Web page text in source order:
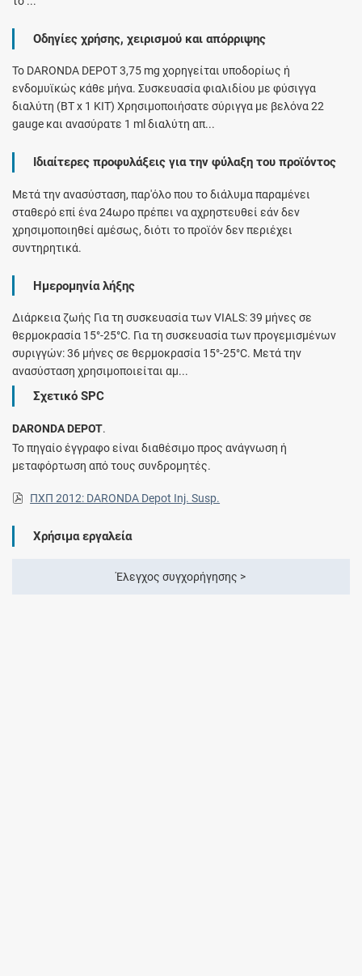
Οδηγίες χρήσης, χειρισμού και απόρριψης
To DARONDA DEPOT 3,75 mg χορηγείται υποδορίως ή
ενδομυϊκώς κάθε μήνα. Συσκευασία φιαλιδίου µε φύσιγγα
διαλύτη (ΒΤ x 1 ΚΙΤ) Χρησιμοποιήσατε σύριγγα με βελόνα 22
gauge και ανασύρατε 1 ml διαλύτη απ...
Ιδιαίτερες προφυλάξεις για την φύλαξη του προϊόντος
Μετά την ανασύσταση, παρ'όλο που το διάλυμα παραμένει
σταθερό επί ένα 24ωρο πρέπει να αχρηστευθεί εάν δεν
χρησιμοποιηθεί αμέσως, διότι το προϊόν δεν περιέχει
συντηρητικά.
Ημερομηνία λήξης
∆ιάρκεια ζωής Για τη συσκευασία των VIALS: 39 μήνες σε
θερμοκρασία 15°-25°C. Για τη συσκευασία των προγεμισμένων
συριγγών: 36 μήνες σε θερμοκρασία 15°-25°C. Μετά την
ανασύσταση χρησιμοποιείται αμ...
Σχετικό SPC
DARONDA DEPOT.
Το πηγαίο έγγραφο είναι διαθέσιμο προς ανάγνωση ή
μεταφόρτωση από τους συνδρομητές.
ΠΧΠ 2012: DARONDA Depot Inj. Susp.
Χρήσιμα εργαλεία
Έλεγχος συγχορήγησης >